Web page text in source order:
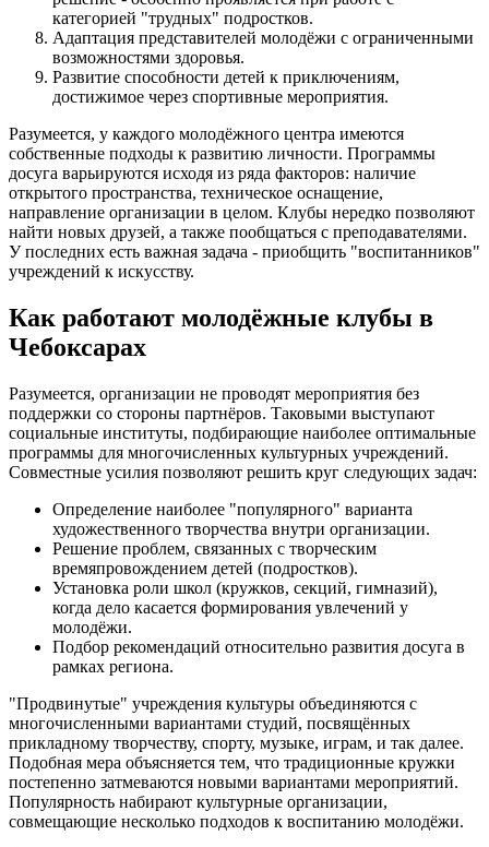
категорией "трудных" подростков.
Адаптация представителей молодёжи с ограниченными
возможностями здоровья.
Развитие способности детей к приключениям,
достижимое через спортивные мероприятия.
Разумеется, у каждого молодёжного центра имеются
собственные подходы к развитию личности. Программы
досуга варьируются исходя из ряда факторов: наличие
открытого пространства, техническое оснащение,
направление организации в целом. Клубы нередко позволяют
найти новых друзей, а также пообщаться с преподавателями.
У последних есть важная задача - приобщить "воспитанников"
учреждений к искусству.
Как работают молодёжные клубы в
Чебоксарах
Разумеется, организации не проводят мероприятия без
поддержки со стороны партнёров. Таковыми выступают
социальные институты, подбирающие наиболее оптимальные
программы для многочисленных культурных учреждений.
Совместные усилия позволяют решить круг следующих задач:
Определение наиболее "популярного" варианта
художественного творчества внутри организации.
Решение проблем, связанных с творческим
времяпровождением детей (подростков).
Установка роли школ (кружков, секций, гимназий),
когда дело касается формирования увлечений у
молодёжи.
Подбор рекомендаций относительно развития досуга в
рамках региона.
"Продвинутые" учреждения культуры объединяются с
многочисленными вариантами студий, посвящённых
прикладному творчеству, спорту, музыке, играм, и так далее.
Подобная мера объясняется тем, что традиционные кружки
постепенно затмеваются новыми вариантами мероприятий.
Популярность набирают культурные организации,
совмещающие несколько подходов к воспитанию молодёжи.